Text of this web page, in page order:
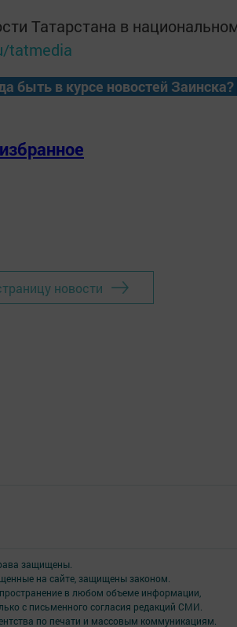
Татарстана в
tatmedia
быть в курсе новостей Заинска?
новости
защищены.
на сайте, защищены законом.
в любом объеме информации,
с письменного согласия редакций СМИ.
по печати и массовым коммуникациям.